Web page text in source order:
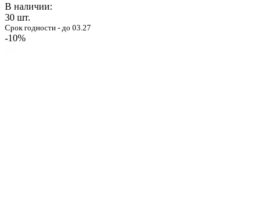
В наличии:
30 шт.
Срок годности - до 03.27
-10%